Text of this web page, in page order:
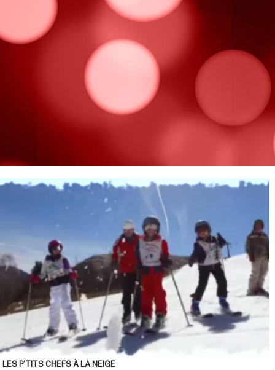
LES P’TITS CHEFS À LA NEIGE